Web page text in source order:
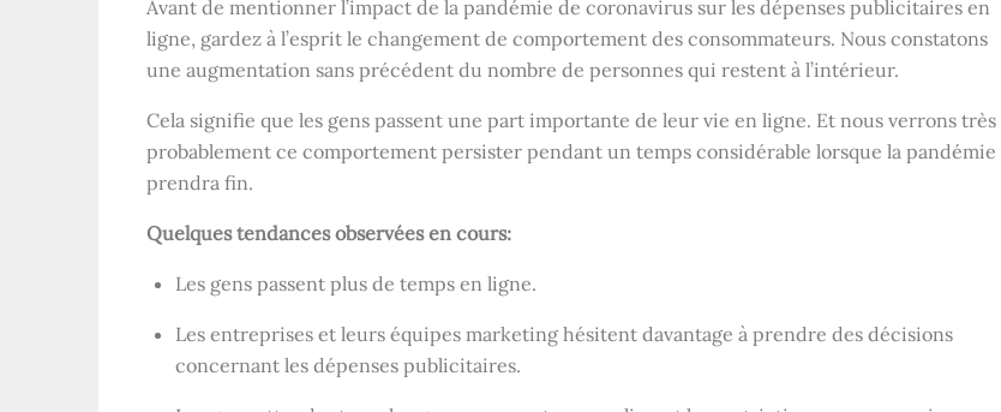
Avant de mentionner l’impact de la pandémie de coronavirus sur les dépenses publicitaires en
ligne, gardez à l’esprit le changement de comportement des consommateurs. Nous constatons
une augmentation sans précédent du nombre de personnes qui restent à l’intérieur.
Cela signifie que les gens passent une part importante de leur vie en ligne. Et nous verrons très
probablement ce comportement persister pendant un temps considérable lorsque la pandémie
prendra fin.
Quelques tendances observées en cours:
Les gens passent plus de temps en ligne.
Les entreprises et leurs équipes marketing hésitent davantage à prendre des décisions
concernant les dépenses publicitaires.